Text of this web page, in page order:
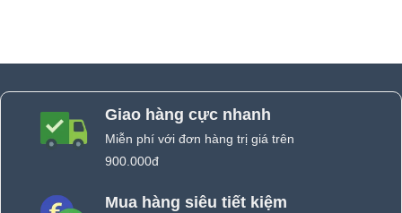
Giao hàng cực nhanh
Miễn phí với đơn hàng trị giá trên
900.000đ
Mua hàng siêu tiết kiệm